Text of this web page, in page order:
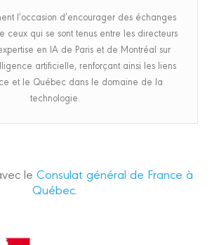
l’occasion d’encourager des échanges
ceux qui se sont tenus entre les directeurs
en IA de Paris et de Montréal sur
artificielle, renforçant ainsi les liens
et le Québec dans le domaine de la
technologie.
le Consulat général de France à
Québec